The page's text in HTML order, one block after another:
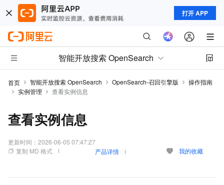
打开 APP
智能开放搜索 OpenSearch
首页 智能开放搜索 OpenSearch OpenSearch-召回引擎版
操作指南
实例管理
查看实例信息
查看实例信息
更新时间： 2026-06-05 07:47:27
复制 MD 格式
产品详情 我的收藏